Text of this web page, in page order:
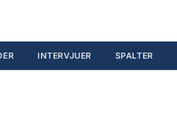
INTERVJUER SPALTER